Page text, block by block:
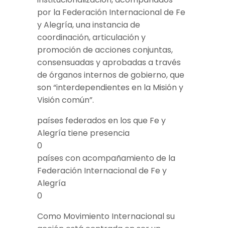
por la Federación Internacional de Fe
y Alegría, una instancia de
coordinación, articulación y
promoción de acciones conjuntas,
consensuadas y aprobadas a través
de órganos internos de gobierno, que
son “interdependientes en la Misión y
Visión común”.
países federados en los que Fe y
Alegría tiene presencia
0
países con acompañamiento de la
Federación Internacional de Fe y
Alegría
0
Como Movimiento Internacional su